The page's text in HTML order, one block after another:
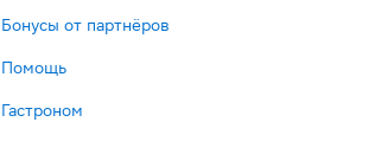
Бонусы от партнёров
Помощь
Гастроном